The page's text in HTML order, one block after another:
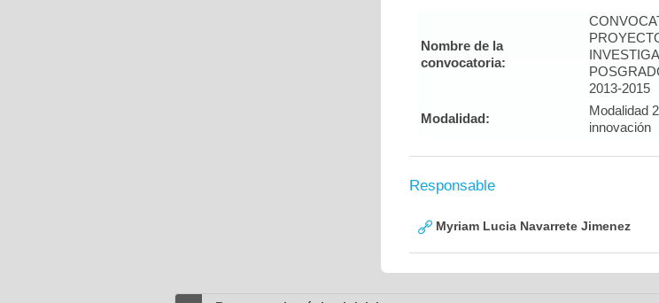
Nombre de la
convocatoria:
2013-2015
Modalidad:
Modalidad
innovación
Responsable
Myriam Lucia Navarrete Jimenez